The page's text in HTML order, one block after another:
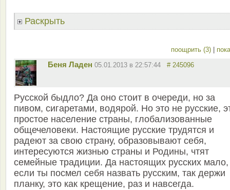
Раскрыть
поощрить (3)
Беня Ладен 05.01.2013 в 22:57:44 # 245096
Русской быдло? Да оно стоит в очереди, но за
пивом, сигаретами, водярой. Но это не русские,
простое население страны, глобализованные
общечеловеки. Настоящие русские трудятся и
радеют за свою страну, образовывают себя,
интересуются жизнью страны и Родины, чтят
семейные традиции. Да настоящих русских мало,
если ты посмел себя назвать русским, так держи
планку, это как крещение, раз и навсегда.